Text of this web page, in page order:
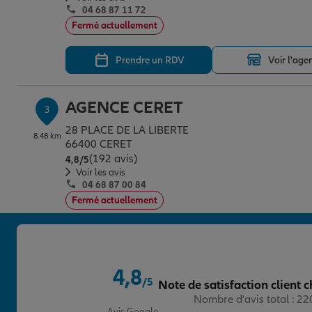
04 68 87 11 72
Fermé actuellement
Prendre un RDV Voir
3
8.48 km
AGENCE CERET
28 PLACE DE LA LIBERTE
66400 CERET
4,8/5Note de 4.8 sur 5
(192 avis)
Voir les avis
04 68 87 00 84
Fermé actuellement
AGENCE THUIR
8 ALLEE DES DROITS DE L HOMME
4,8/5 Note de satisfaction client
Nombre d'avis total :